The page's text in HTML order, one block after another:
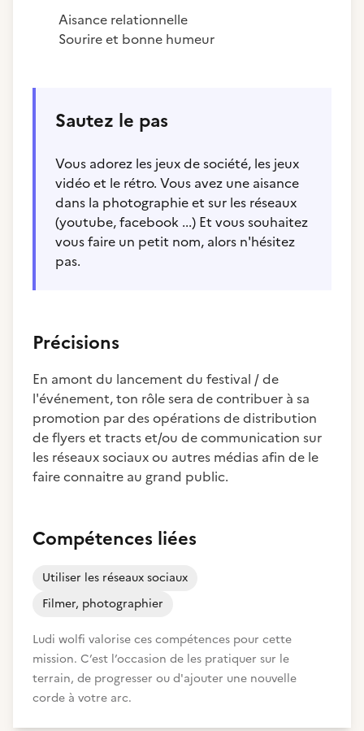
Aisance relationnelle
Sourire et bonne humeur
Sautez le pas
Vous adorez les jeux de société, les jeux
vidéo et le rétro. Vous avez une aisance
dans la photographie et sur les réseaux
(youtube, facebook ...) Et vous souhaitez
vous faire un petit nom, alors n'hésitez
pas.
Précisions
En amont du lancement du festival / de
l'événement, ton rôle sera de contribuer à sa
promotion par des opérations de distribution
de flyers et tracts et/ou de communication sur
les réseaux sociaux ou autres médias afin de le
faire connaitre au grand public.
Compétences liées
Utiliser les réseaux sociaux
Filmer, photographier
Ludi wolfi valorise ces compétences pour cette
mission. C’est l’occasion de les pratiquer sur le
terrain, de progresser ou d'ajouter une nouvelle
corde à votre arc.